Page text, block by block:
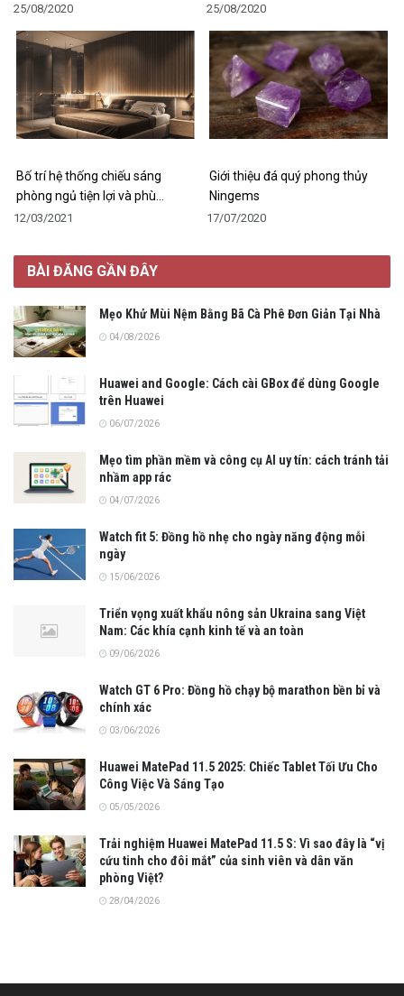
25/08/2020 25/08/2020
Bố trí hệ thống chiếu sáng
phòng ngủ tiện lợi và phù…
12/03/2021
Giới thiệu đá quý phong thủy
Ningems
17/07/2020
BÀI ĐĂNG GẦN ĐÂY
Mẹo Khử Mùi Nệm Bằng Bã Cà Phê Đơn Giản Tại Nhà
04/08/2026
Huawei and Google: Cách cài GBox để dùng Google
trên Huawei
06/07/2026
Mẹo tìm phần mềm và công cụ AI uy tín: cách tránh tải
nhầm app rác
04/07/2026
Watch fit 5: Đồng hồ nhẹ cho ngày năng động mỗi
ngày
15/06/2026
Triển vọng xuất khẩu nông sản Ukraina sang Việt
Nam: Các khía cạnh kinh tế và an toàn
09/06/2026
Watch GT 6 Pro: Đồng hồ chạy bộ marathon bền bỉ và
chính xác
03/06/2026
Huawei MatePad 11.5 2025: Chiếc Tablet Tối Ưu Cho
Công Việc Và Sáng Tạo
05/05/2026
Trải nghiệm Huawei MatePad 11.5 S: Vì sao đây là “vị
cứu tinh cho đôi mắt” của sinh viên và dân văn
phòng Việt?
28/04/2026